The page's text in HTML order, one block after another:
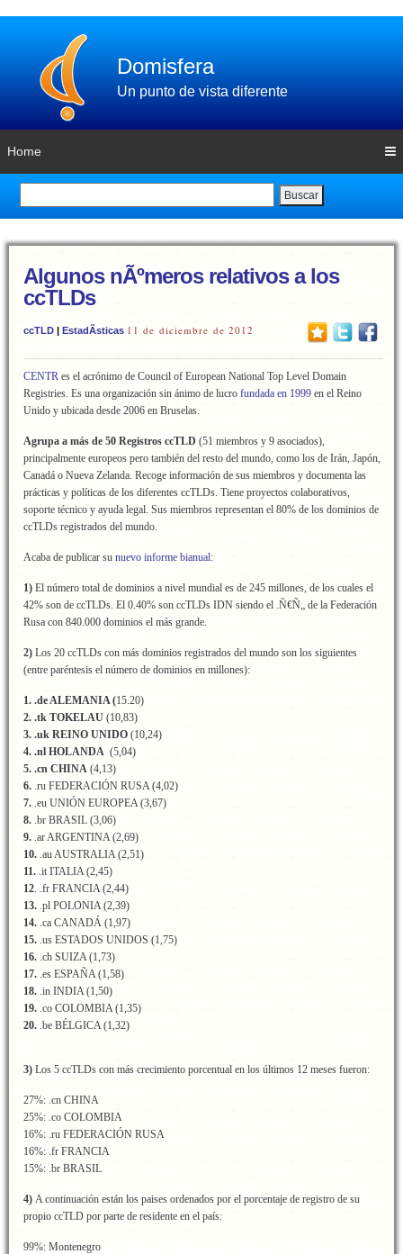
Domisfera
Un punto de vista diferente
Home
Buscar
Algunos nÃºmeros relativos a los
ccTLDs
ccTLD | EstadÃ­sticas 11 de diciembre de 2012
CENTR es el acrónimo de Council of European National Top Level Domain
Registries. Es una organización sin ánimo de lucro fundada en 1999 en el Reino
Unido y ubicada desde 2006 en Bruselas.
Agrupa a más de 50 Registros ccTLD (51 miembros y 9 asociados),
principalmente europeos pero también del resto del mundo, como los de Irán, Japón,
Canadá o Nueva Zelanda. Recoge información de sus miembros y documenta las
prácticas y políticas de los diferentes ccTLDs. Tiene proyectos colaborativos,
soporte técnico y ayuda legal. Sus miembros representan el 80% de los dominios de
ccTLDs registrados del mundo.
Acaba de publicar su nuevo informe bianual:
1) El número total de dominios a nivel mundial es de 245 millones, de los cuales el
42% son de ccTLDs. El 0.40% son ccTLDs IDN siendo el .Ñ€Ñ„ de la Federación
Rusa con 840.000 dominios el más grande.
2) Los 20 ccTLDs con más dominios registrados del mundo son los siguientes
(entre paréntesis el número de dominios en millones):
1. .de ALEMANIA (15.20)
2. .tk TOKELAU (10,83)
3. .uk REINO UNIDO (10,24)
4. .nl HOLANDA (5,04)
5. .cn CHINA (4,13)
6. .ru FEDERACIÓN RUSA (4,02)
7. .eu UNIÓN EUROPEA (3,67)
8. .br BRASIL (3,06)
9. .ar ARGENTINA (2,69)
10. .au AUSTRALIA (2,51)
11. .it ITALIA (2,45)
12. .fr FRANCIA (2,44)
13. .pl POLONIA (2,39)
14. .ca CANADÁ (1,97)
15. .us ESTADOS UNIDOS (1,75)
16. .ch SUIZA (1,73)
17. .es ESPAÑA (1,58)
18. .in INDIA (1,50)
19. .co COLOMBIA (1,35)
20. .be BÉLGICA (1,32)
3) Los 5 ccTLDs con más crecimiento porcentual en los últimos 12 meses fueron:
27%: .cn CHINA
25%: .co COLOMBIA
16%: .ru FEDERACIÓN RUSA
16%: .fr FRANCIA
15%: .br BRASIL
4) A continuación están los paises ordenados por el porcentaje de registro de su
propio ccTLD por parte de residente en el país:
99%: Montenegro